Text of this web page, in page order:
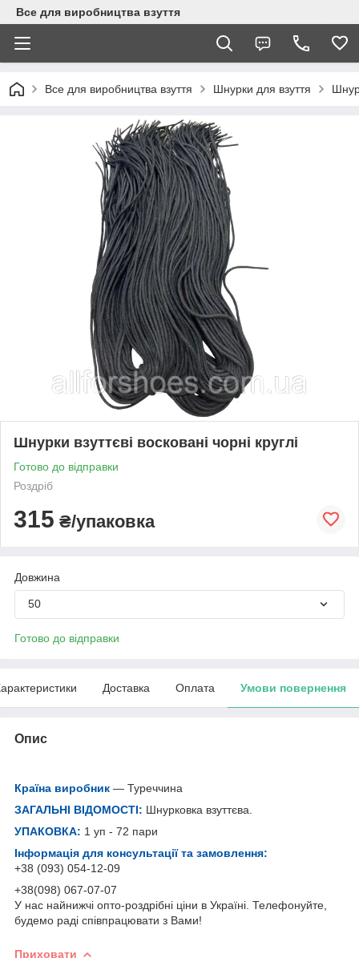
Все для виробництва взуття
Все для виробництва взуття Шнурки для взуття
Шнурки взуттєві восковані чорні круглі
Готово до відправки
Роздріб
315 ₴/упаковка
Довжина
50
Готово до відправки
Доставка Оплата Умови повернення
Опис
Країна виробник — Туреччина
ЗАГАЛЬНІ ВІДОМОСТІ: Шнурковка взуттєва.
УПАКОВКА: 1 уп - 72 пари
Інформація для консультації та замовлення:
+38 (093) 054-12-09
+38(098) 067-07-07
У нас найнижчі опто-роздрібні ціни в Україні. Телефонуйте,
будемо раді співпрацювати з Вами!
Приховати